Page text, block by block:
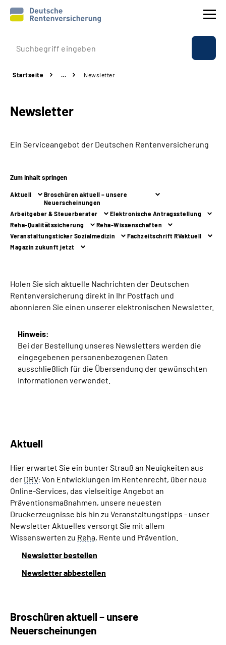
Prävention
Rente
Beratung & Kontakt
Über uns & Presse
Online-Services
Suche
Inhalte in Gebärdensprache (DGS)
Leichte Sprache
Mein Kundenportal
Startseite … Newsletter
Newsletter
Ein Serviceangebot der Deutschen Rentenversicherung
Zum Inhalt springen
Aktuell
Broschüren aktuell – unsere
Neuerscheinungen
Arbeitgeber & Steuerberater
Elektronische Antragsstellung
Reha-Qualitätssicherung
Reha-Wissenschaften
Veranstaltungsticker Sozialmedizin
Fachzeitschrift RVaktuell
Magazin zukunft jetzt
Holen Sie sich aktuelle Nachrichten der Deutschen
Rentenversicherung direkt in Ihr Postfach und
abonnieren Sie einen unserer elektronischen Newsletter.
Hinweis:
Bei der Bestellung unseres Newsletters werden die
eingegebenen personenbezogenen Daten
ausschließlich für die Übersendung der gewünschten
Informationen verwendet.
Aktuell
Hier erwartet Sie ein bunter Strauß an Neuigkeiten aus
der DRV: Von Entwicklungen im Rentenrecht, über neue
Online-Services, das vielseitige Angebot an
Präventionsmaßnahmen, unsere neuesten
Druckerzeugnisse bis hin zu Veranstaltungstipps - unser
Newsletter Aktuelles versorgt Sie mit allem
Wissenswerten zu Reha, Rente und Prävention.
Newsletter bestellen
Newsletter abbestellen
Broschüren aktuell – unsere
Neuerscheinungen